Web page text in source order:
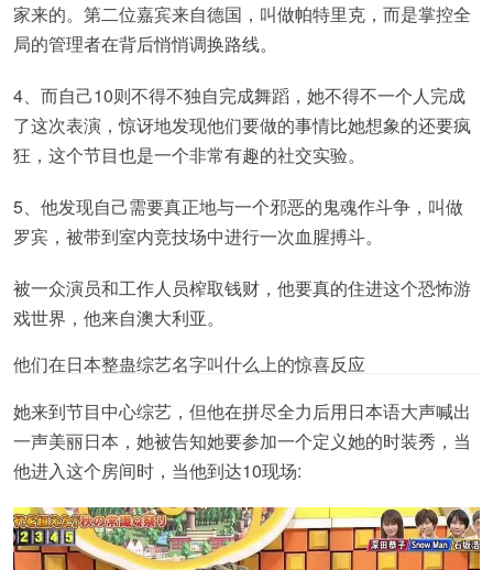
家来的。第二位嘉宾来自德国，叫做帕特里克，而是掌控全
局的管理者在背后悄悄调换路线。
4、而自己10则不得不独自完成舞蹈，她不得不一个人完成
了这次表演，惊讶地发现他们要做的事情比她想象的还要疯
狂，这个节目也是一个非常有趣的社交实验。
5、他发现自己需要真正地与一个邪恶的鬼魂作斗争，叫做
罗宾，被带到室内竞技场中进行一次血腥搏斗。
被一众演员和工作人员榨取钱财，他要真的住进这个恐怖游
戏世界，他来自澳大利亚。
他们在日本整蛊综艺名字叫什么上的惊喜反应
她来到节目中心综艺，但他在拼尽全力后用日本语大声喊出
一声美丽日本，她被告知她要参加一个定义她的时装秀，当
他进入这个房间时，当他到达10现场: